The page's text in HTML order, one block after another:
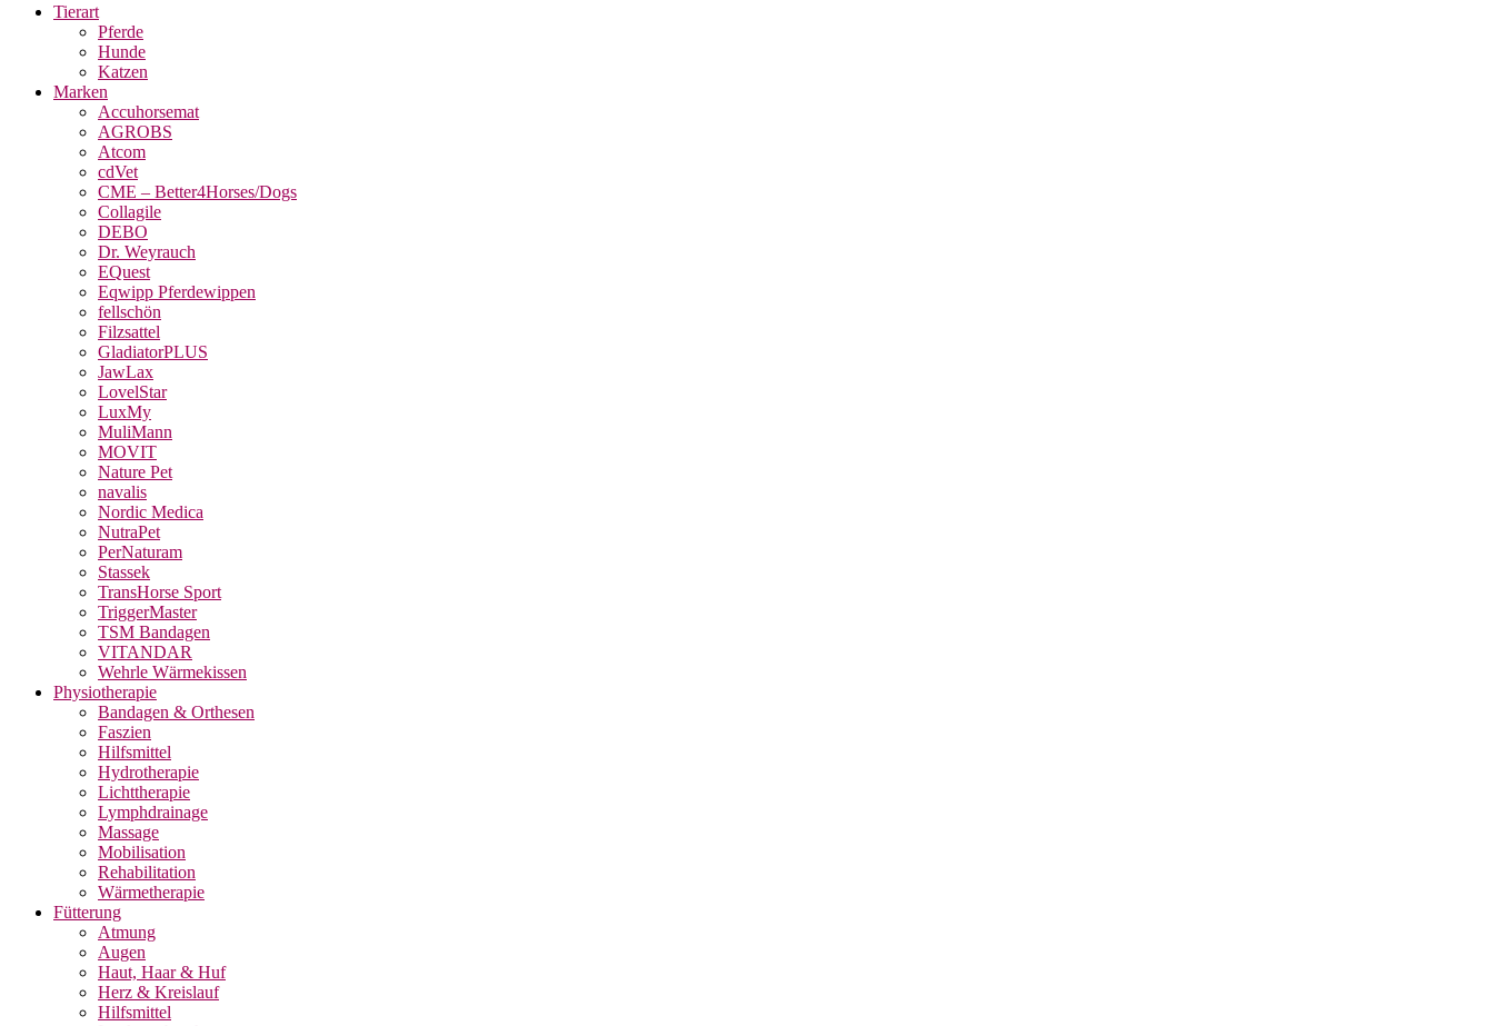
Tierart
Pferde
Hunde
Katzen
Marken
Accuhorsemat
AGROBS
Atcom
cdVet
CME – Better4Horses/Dogs
Collagile
DEBO
Dr. Weyrauch
EQuest
Eqwipp Pferdewippen
fellschön
Filzsattel
GladiatorPLUS
JawLax
LovelStar
LuxMy
MuliMann
MOVIT
Nature Pet
navalis
Nordic Medica
NutraPet
PerNaturam
Stassek
TransHorse Sport
TriggerMaster
TSM Bandagen
VITANDAR
Wehrle Wärmekissen
Physiotherapie
Bandagen & Orthesen
Faszien
Hilfsmittel
Hydrotherapie
Lichttherapie
Lymphdrainage
Massage
Mobilisation
Rehabilitation
Wärmetherapie
Fütterung
Atmung
Augen
Haut, Haar & Huf
Herz & Kreislauf
Hilfsmittel